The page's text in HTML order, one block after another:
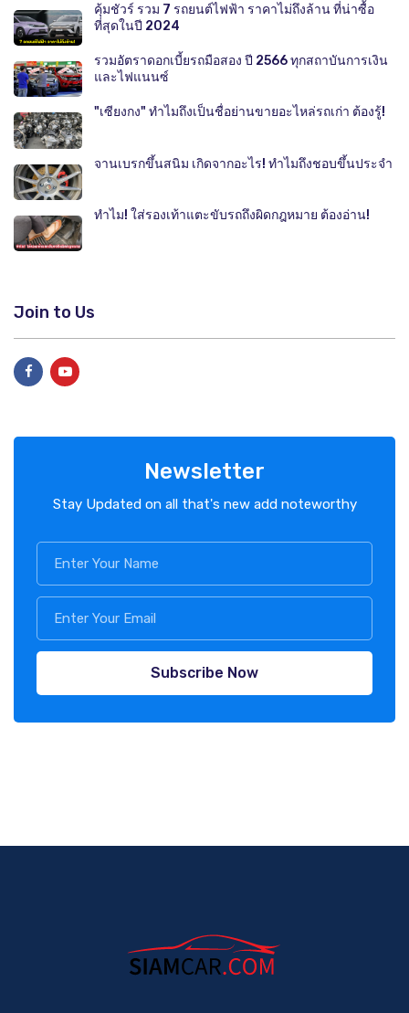
คุ้มชัวร์ รวม 7 รถยนต์ไฟฟ้า ราคาไม่ถึงล้าน ที่น่าซื้อ
ที่สุดในปี 2024
รวมอัตราดอกเบี้ยรถมือสอง ปี 2566 ทุกสถาบันการเงิน
และไฟแนนซ์
"เซียงกง" ทำไมถึงเป็นชื่อย่านขายอะไหล่รถเก่า ต้องรู้!
จานเบรกขึ้นสนิม เกิดจากอะไร! ทำไมถึงชอบขึ้นประจำ
ทำไม! ใส่รองเท้าแตะขับรถถึงผิดกฎหมาย ต้องอ่าน!
Join to Us
Newsletter
Stay Updated on all that's new add noteworthy
Subscribe Now